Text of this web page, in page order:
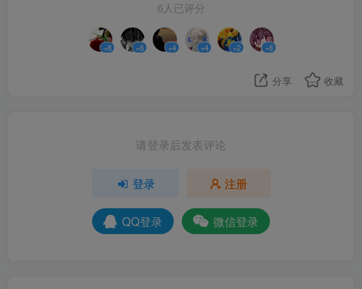
6人已评分
+8 +6 +4 +4 +2 +8
分享 收藏
请登录后发表评论
登录 注册
QQ登录 微信登录